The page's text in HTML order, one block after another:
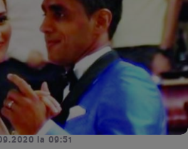
la 09:51